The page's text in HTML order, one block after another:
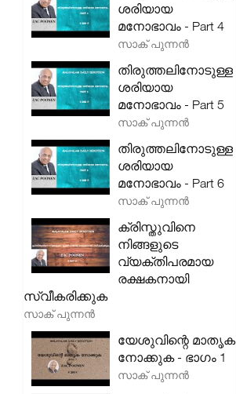
ശരിയായ
മനോഭാവം - Part 4
സാക് പുന്നൻ
തിരുത്തലിനോടുള്ള
ശരിയായ
മനോഭാവം - Part 5
സാക് പുന്നൻ
തിരുത്തലിനോടുള്ള
ശരിയായ
മനോഭാവം - Part 6
സാക് പുന്നൻ
ക്രിസ്തുവിനെ
നിങ്ങളുടെ
വ്യക്തിപരമായ
രക്ഷകനായി
സ്വീകരിക്കുക
സാക് പുന്നൻ
യേശുവിന്റെ മാതൃക
നോക്കുക - ഭാഗം 1
സാക് പുന്നൻ